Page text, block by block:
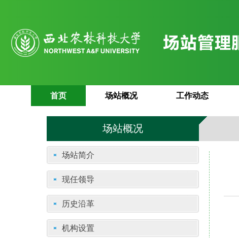
首页 场站概况 工作动态
场站概况
场站简介
现任领导
历史沿革
机构设置